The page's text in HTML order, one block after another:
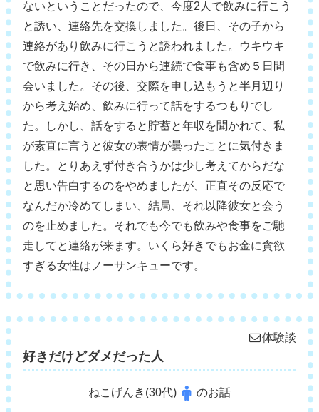
ないということだったので、今度2人で飲みに行こう
と誘い、連絡先を交換しました。後日、その子から
連絡があり飲みに行こうと誘われました。ウキウキ
で飲みに行き、その日から連続で食事も含め５日間
会いました。その後、交際を申し込もうと半月辺り
から考え始め、飲みに行って話をするつもりでし
た。しかし、話をすると貯蓄と年収を聞かれて、私
が素直に言うと彼女の表情が曇ったことに気付きま
した。とりあえず付き合うかは少し考えてからだな
と思い告白するのをやめましたが、正直その反応で
なんだか冷めてしまい、結局、それ以降彼女と会う
のを止めました。それでも今でも飲みや食事をご馳
走してと連絡が来ます。いくら好きでもお金に貪欲
すぎる女性はノーサンキューです。
体験談
好きだけどダメだった人
ねこげんき(30代) のお話